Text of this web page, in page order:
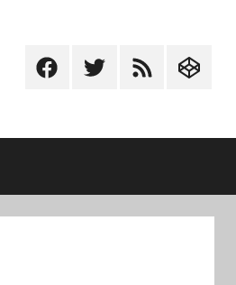
FacebookTwitterRSS